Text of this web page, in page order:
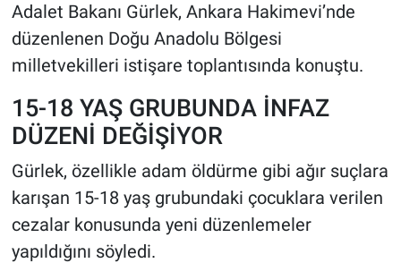
Adalet Bakanı Gürlek, Ankara Hakimevi’nde
düzenlenen Doğu Anadolu Bölgesi
milletvekilleri istişare toplantısında konuştu.
15-18 YAŞ GRUBUNDA İNFAZ
DÜZENİ DEĞİŞİYOR
Gürlek, özellikle adam öldürme gibi ağır suçlara
karışan 15-18 yaş grubundaki çocuklara verilen
cezalar konusunda yeni düzenlemeler
yapıldığını söyledi.
MAGAZİN
Bilim, Teknoloji